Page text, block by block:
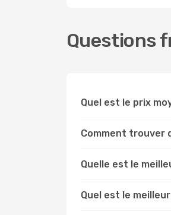
Questions
Quel est le prix
Comment trouver
Quelle est le
Quel est le